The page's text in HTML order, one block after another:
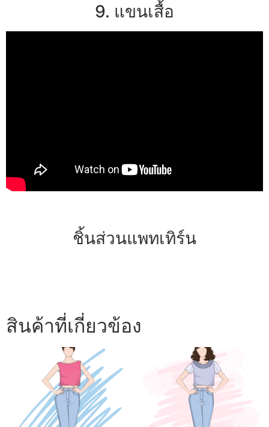
9. แขนเสื้อ
ชิ้นส่วนแพทเทิร์น
สินค้าที่เกี่ยวข้อง